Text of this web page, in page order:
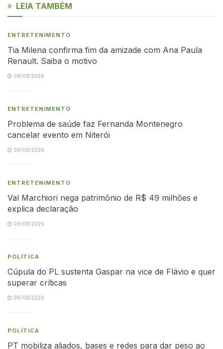
LEIA TAMBÉM
ENTRETENIMENTO
Tia Milena confirma fim da amizade com Ana Paula
Renault. Saiba o motivo
08/08/2026
ENTRETENIMENTO
Problema de saúde faz Fernanda Montenegro
cancelar evento em Niterói
08/08/2026
ENTRETENIMENTO
Val Marchiori nega patrimônio de R$ 49 milhões e
explica declaração
08/08/2026
POLÍTICA
Cúpula do PL sustenta Gaspar na vice de Flávio e quer
superar críticas
08/08/2026
POLÍTICA
PT mobiliza aliados, bases e redes para dar peso ao